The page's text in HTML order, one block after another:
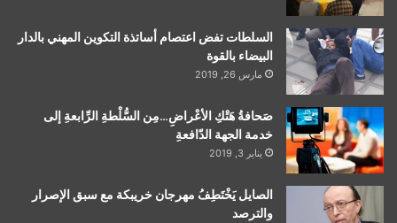
السلطات تفض اعتصام أساتذة التكوين المهني بالدار
البيضاء بالقوة
مارس 26, 2019
صَحافةُ هَتْكِ الأعْراضِ…مِن السُّلْطةِ الرِّابعةِ إلى
خدمة الجهة الدّافعةِ
يناير 3, 2019
الصايل يَخْتَطِفُ مهرجان خريبكة مع سبق الإصرار
والترصد